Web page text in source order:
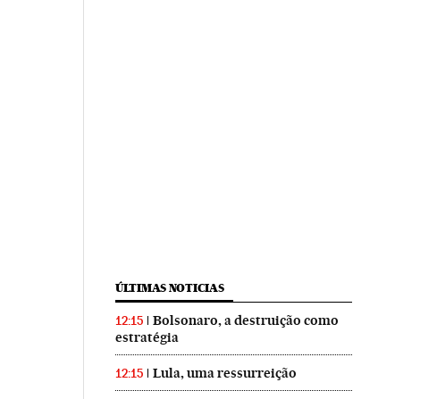
ÚLTIMAS NOTICIAS
12:15
Bolsonaro, a destruição como
estratégia
12:15 Lula, uma ressurreição